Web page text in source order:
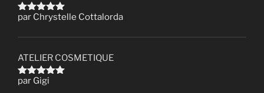
Note5
par Chrystelle Cottalorda
ATELIER COSMETIQUE
Note5
par Gigi